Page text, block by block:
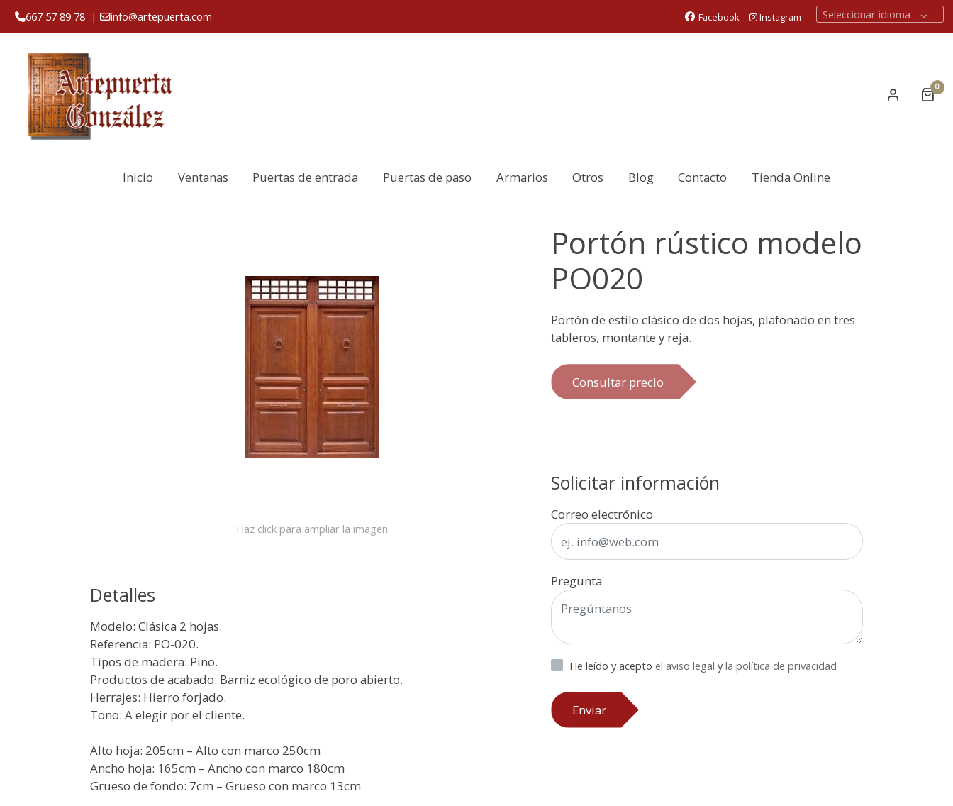
667 57 89 78 | info@artepuerta.com Facebook Instagram Seleccionar idioma
0
Inicio Ventanas Puertas de entrada Puertas de paso Armarios Otros Blog Contacto Tienda Online
Portón rústico modelo PO020
Haz click para ampliar la imagen
Detalles
Modelo: Clásica 2 hojas.
Referencia: PO-020.
Tipos de madera: Pino.
Productos de acabado: Barniz ecológico de poro abierto.
Herrajes: Hierro forjado.
Tono: A elegir por el cliente.
Alto hoja: 205cm – Alto con marco 250cm
Ancho hoja: 165cm – Ancho con marco 180cm
Grueso de fondo: 7cm – Grueso con marco 13cm
Portón rústico modelo
PO020
Portón de estilo clásico de dos hojas, plafonado en tres
tableros, montante y reja.
Consultar precio
Solicitar información
Correo electrónico
Pregunta
He leído y acepto el aviso legal yla política de privacidad
Enviar